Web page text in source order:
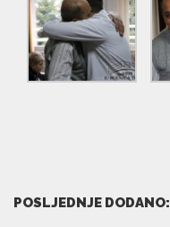
POSLJEDNJE DODANO: